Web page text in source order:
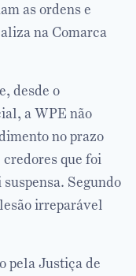
as ordens e
na Comarca
desde o
a WPE não
no prazo
que foi
Segundo
irreparável
pela Justiça de